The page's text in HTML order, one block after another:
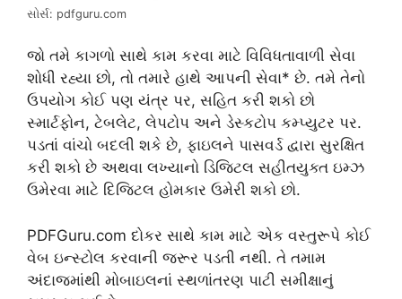
સોર્સ: pdfguru.com
જો તમે કાગળો સાથે કામ કરવા માટે વિવિધતાવાળી સેવા
શોધી રહ્યા છો, તો તમારે હાથે આપની સેવા* છે. તમે તેનો
ઉપયોગ કોઈ પણ યંત્ર પર, સહિત કરી શકો છો
સ્માર્ટફોન, ટેબલેટ, લેપટોપ અને ડેસ્કટોપ કમ્પ્યુટર પર.
પડતાં વાંચો બદલી શકે છે, ફાઇલને પાસવર્ડ દ્વારા સુરક્ષિત
કરી શકો છે અથવા લખ્યાનો ડિજિટલ સહીતયુક્ત ઇમ્ઝ
ઉમેરવા માટે દિજિટલ હોમકાર ઉમેરી શકો છો.
PDFGuru.com દોકર સાથે કામ માટે એક વસ્તુરૂપે કોઈ
વેબ ઇન્સ્ટોલ કરવાની જરૂર પડતી નથી. તે તમામ
અંદાજમાંથી મોબાઇલનાં સ્થળાંતરણ પાટી સમીક્ષાનું